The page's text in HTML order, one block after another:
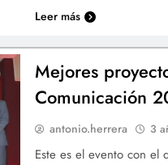
Leer más
Mejores
Comunicación
antonio.herrera 3
Este es el evento con el